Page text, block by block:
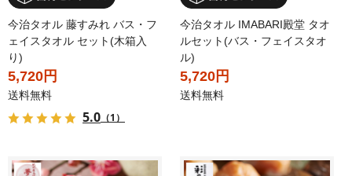
今治タオル 藤すみれ バス・フ
ェイスタオル セット(木箱入
り)
5,720円
送料無料
5.0 （1）
今治タオル IMABARI殿堂 タオ
ルセット(バス・フェイスタオ
ル)
5,720円
送料無料